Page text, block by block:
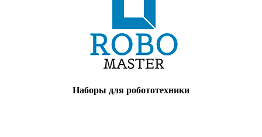
Наборы для робототехники